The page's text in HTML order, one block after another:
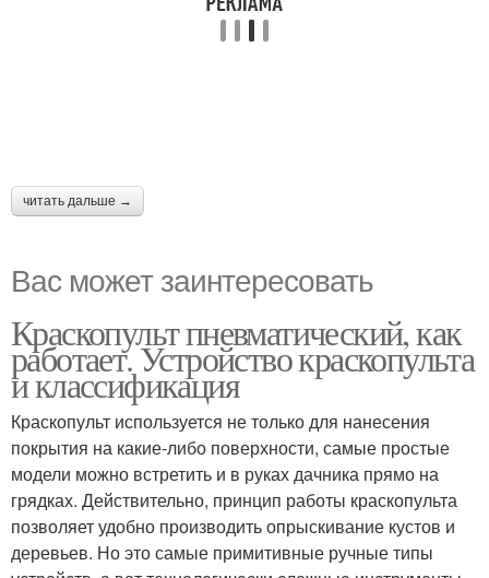
читать дальше →
Вас может заинтересовать
Краскопульт пневматический, как
работает. Устройство краскопульта
и классификация
Краскопульт используется не только для нанесения
покрытия на какие-либо поверхности, самые простые
модели можно встретить и в руках дачника прямо на
грядках. Действительно, принцип работы краскопульта
позволяет удобно производить опрыскивание кустов и
деревьев. Но это самые примитивные ручные типы